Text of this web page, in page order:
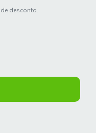
desconto.